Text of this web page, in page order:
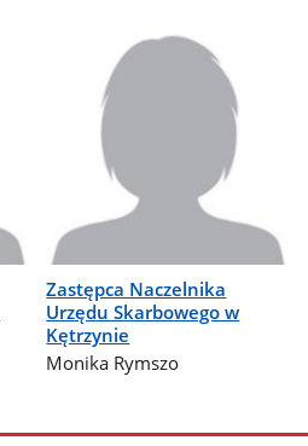
Zastępca Naczelnika
Urzędu Skarbowego w
Kętrzynie
Monika Rymszo